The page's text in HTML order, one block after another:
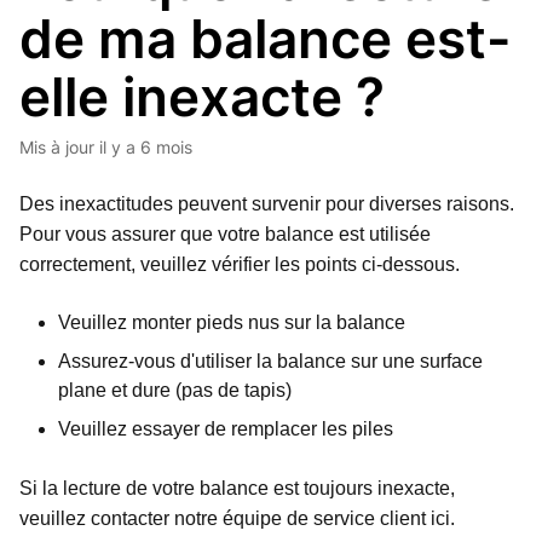
de ma balance est-
elle inexacte ?
Mis à jour il y a 6 mois
Des inexactitudes peuvent survenir pour diverses raisons.
Pour vous assurer que votre balance est utilisée
correctement, veuillez vérifier les points ci-dessous.
Veuillez monter pieds nus sur la balance
Assurez-vous d'utiliser la balance sur une surface
plane et dure (pas de tapis)
Veuillez essayer de remplacer les piles
Si la lecture de votre balance est toujours inexacte,
veuillez contacter notre équipe de service client ici.